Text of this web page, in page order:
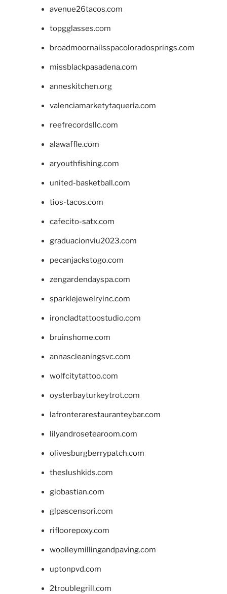
avenue26tacos.com
topgglasses.com
broadmoornailsspacoloradosprings.com
missblackpasadena.com
anneskitchen.org
valenciamarketytaqueria.com
reefrecordsllc.com
alawaffle.com
aryouthfishing.com
united-basketball.com
tios-tacos.com
cafecito-satx.com
graduacionviu2023.com
pecanjackstogo.com
zengardendayspa.com
sparklejewelryinc.com
ironcladtattoostudio.com
bruinshome.com
annascleaningsvc.com
wolfcitytattoo.com
oysterbayturkeytrot.com
lafronterarestauranteybar.com
lilyandrosetearoom.com
olivesburgberrypatch.com
theslushkids.com
giobastian.com
glpascensori.com
rifloorepoxy.com
woolleymillingandpaving.com
uptonpvd.com
2troublegrill.com